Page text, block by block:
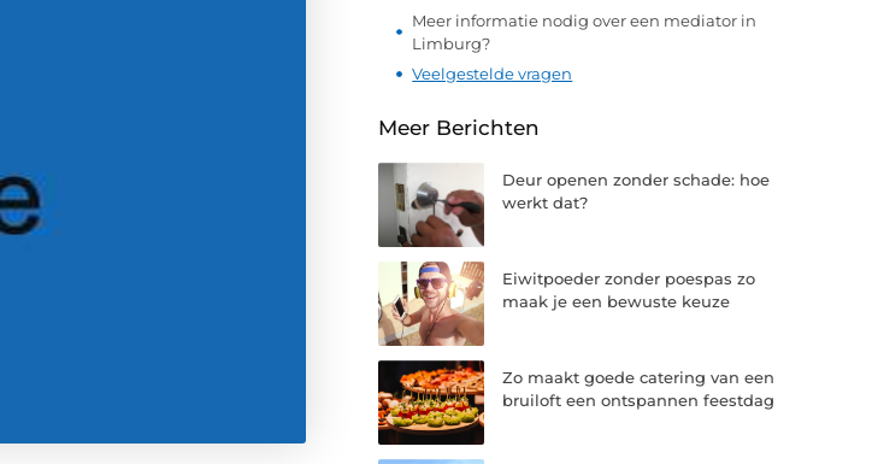
Meer informatie nodig over een mediator in
Limburg?
Veelgestelde vragen
Meer Berichten
Deur openen zonder schade: hoe
werkt dat?
Eiwitpoeder zonder poespas zo
maak je een bewuste keuze
Zo maakt goede catering van een
bruiloft een ontspannen feestdag